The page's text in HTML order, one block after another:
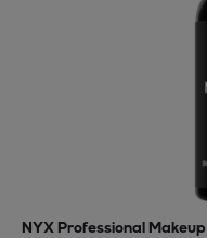
NYX Professional Makeup